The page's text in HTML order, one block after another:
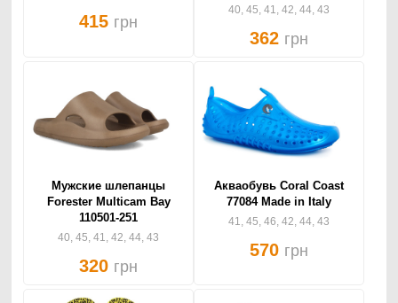
415 грн
40, 45, 41, 42, 44, 43
362 грн
Мужские шлепанцы
Forester Multicam Bay
110501-251
40, 45, 41, 42, 44, 43
320 грн
Акваобувь Coral Coast
77084 Made in Italy
41, 45, 46, 42, 44, 43
570 грн